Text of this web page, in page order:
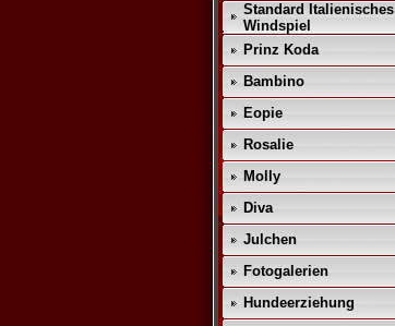
Standard Italienisches
Windspiel
Prinz Koda
Bambino
Eopie
Rosalie
Molly
Diva
Julchen
Fotogalerien
Hundeerziehung